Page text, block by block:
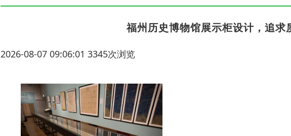
福州历史博物馆展示柜设计，追求
2026-08-07 09:06:01 3345次浏览